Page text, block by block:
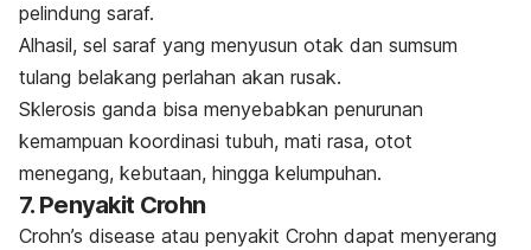
pelindung saraf.
Alhasil, sel saraf yang menyusun otak dan sumsum
tulang belakang perlahan akan rusak.
Sklerosis ganda bisa menyebabkan penurunan
kemampuan koordinasi tubuh, mati rasa, otot
menegang, kebutaan, hingga kelumpuhan.
7. Penyakit Crohn
Crohn’s disease atau penyakit Crohn dapat menyerang